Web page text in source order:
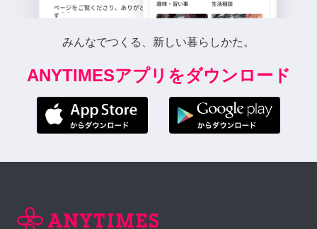
みんなでつくる、新しい暮らしかた。
ANYTIMESアプリをダウンロード